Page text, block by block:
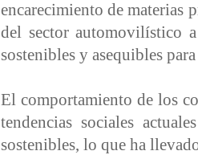
encarecimiento de materias
del sector automovilístico
sostenibles y asequibles
El comportamiento de los
tendencias sociales
sostenibles, lo que ha